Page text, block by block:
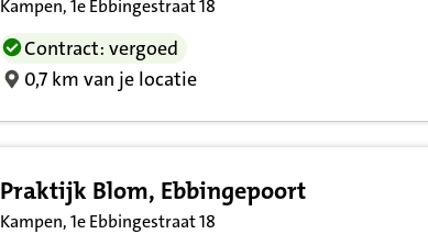
Kampen, 1e Ebbingestraat 18
Contract: vergoed
0,7 km van je locatie
Praktijk Blom, Ebbingepoort
Kampen, 1e Ebbingestraat 18